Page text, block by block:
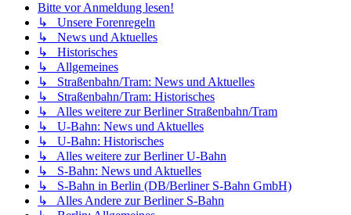
Bitte vor Anmeldung lesen!
↳ Unsere Forenregeln
↳ News und Aktuelles
↳ Historisches
↳ Allgemeines
↳ Straßenbahn/Tram: News und Aktuelles
↳ Straßenbahn/Tram: Historisches
↳ Alles weitere zur Berliner Straßenbahn/Tram
↳ U-Bahn: News und Aktuelles
↳ U-Bahn: Historisches
↳ Alles weitere zur Berliner U-Bahn
↳ S-Bahn: News und Aktuelles
↳ S-Bahn in Berlin (DB/Berliner S-Bahn GmbH)
↳ Alles Andere zur Berliner S-Bahn